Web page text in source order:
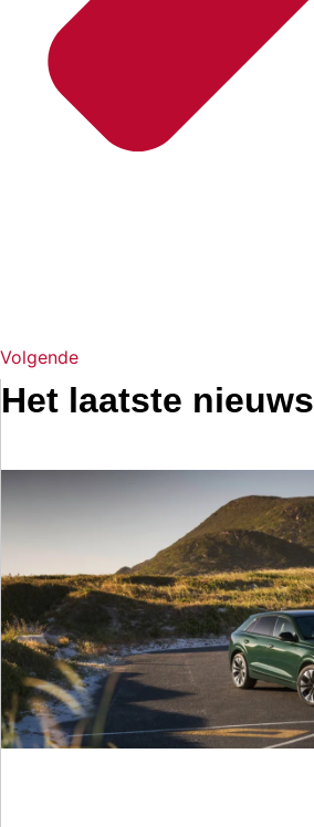
Volgende
Het laatste nieuws